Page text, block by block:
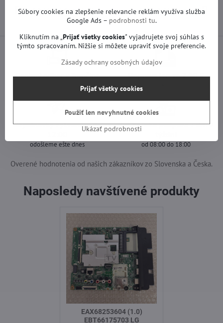
Predchádzajúci produkt Nasledujúci produkt
Osobný odber v Trenčíne Doprava len za 2,90 €
Objednávky vytvorené do
odošleme ešte dnes
Zákaznícka podpora 7 dní v
od 08:00 do 18:00
Overené hodnotenia od našich zákazníkov zo Slovenska a Česka.
Naposledy navštívené produkty
EAX68253604 (1.0)
EBT66175703 LG
Súbory cookies na zlepšenie relevancie reklám využíva služba
Google Ads – podrobnosti tu.
Kliknutím na „Prijať všetky cookies" vyjadrujete svoj súhlas s
týmto spracovaním. Nižšie si môžete upraviť svoje preferencie.
Zásady ochrany osobných údajov
Ukázať podrobnosti
Prijať všetky cookies
Použiť len nevyhnutné cookies